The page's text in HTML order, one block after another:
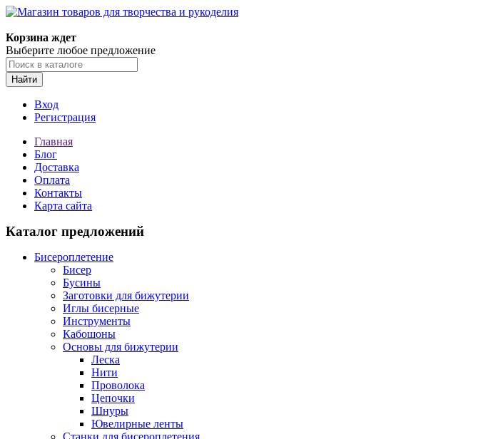
Корзина ждет
Выберите любое предложение
Найти
Вход
Регистрация
Главная
Блог
Доставка
Оплата
Контакты
Карта сайта
Каталог предложений
Бисероплетение
Бисер
Бусины
Заготовки для бижутерии
Иглы бисерные
Инструменты
Кабошоны
Основы для бижутерии
Леска
Нити
Проволока
Цепочки
Шнуры
Ювелирные ленты
Станки для бисероплетения